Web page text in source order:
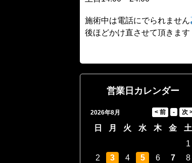
施術中は電話にでられません
後ほどかけ直させて頂きます
営業日カレンダー
2026年8月
日 月 火 水 木 金
土
1
2
3 4 5 6 7
8